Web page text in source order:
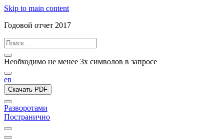
Skip to main content
Годовой отчет 2017
Необходимо не менее 3х символов в запросе
en
Скачать PDF
Разворотами
Постранично